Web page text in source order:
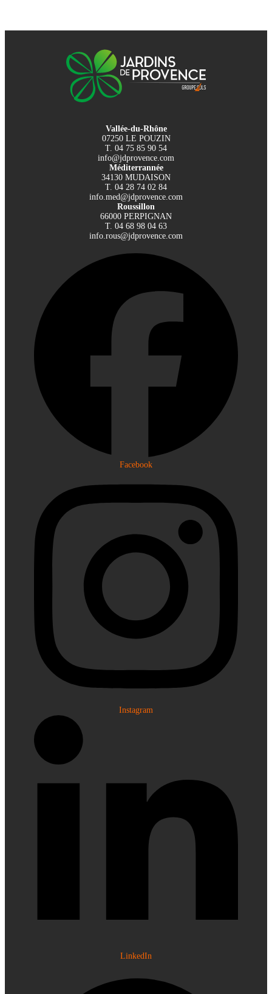
Vallée-du-Rhône
07250 LE POUZIN
T. 04 75 85 90 54
info@jdprovence.com
Méditerrannée
34130 MUDAISON
T. 04 28 74 02 84
info.med@jdprovence.com
Roussillon
66000 PERPIGNAN
T. 04 68 98 04 63
info.rous@jdprovence.com
Facebook
Instagram
LinkedIn